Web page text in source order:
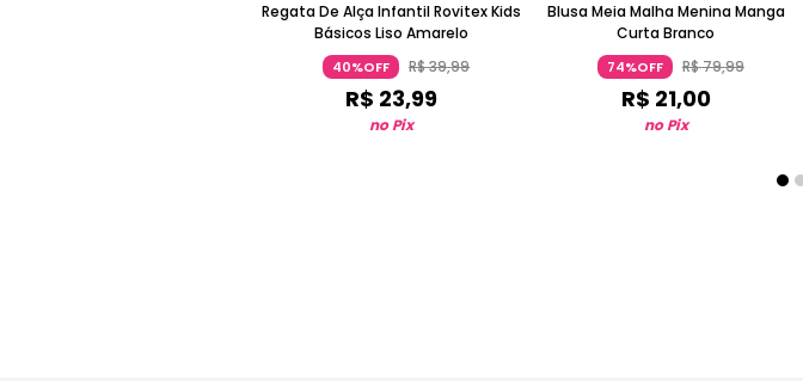
Regata De Alça Infantil Rovitex Kids
Básicos Liso Amarelo
40%OFF R$39,99
R$ 23,99
no Pix
Blusa Meia Malha Menina Manga
Curta Branco
74%OFF R$79,99
R$ 21,00
no Pix